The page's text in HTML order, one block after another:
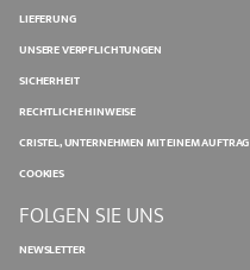
LIEFERUNG
UNSERE VERPFLICHTUNGEN
SICHERHEIT
RECHTLICHE HINWEISE
CRISTEL, UNTERNEHMEN MIT EINEM AUFTRAG
COOKIES
FOLGEN SIE UNS
NEWSLETTER